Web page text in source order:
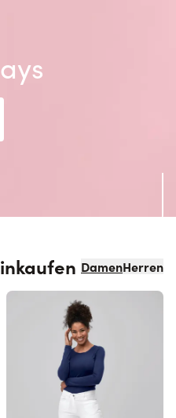
DamenHerren